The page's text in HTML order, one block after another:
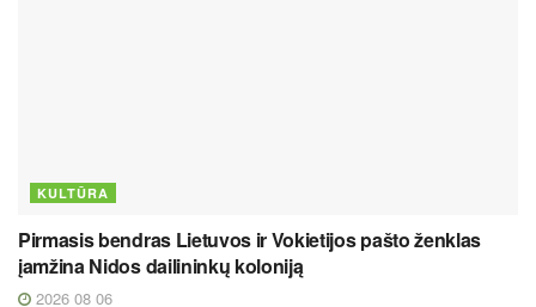
KULTŪRA
Pirmasis bendras Lietuvos ir Vokietijos pašto ženklas
įamžina Nidos dailininkų koloniją
2026 08 06